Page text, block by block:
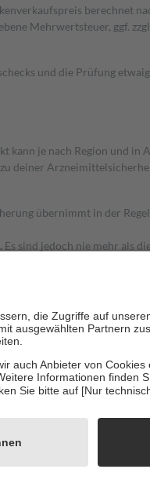
berechnet
Mehrwertsteuer, ggf.
und die Prüfung
kann je nach Region und in
deiner
übernimmt in der
Es sind jedoch nie mehr als
an bei: